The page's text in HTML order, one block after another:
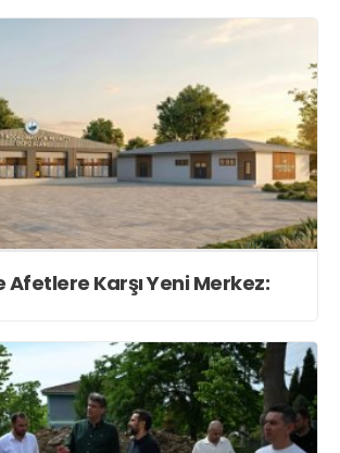
Afetlere Karşı Yeni Merkez: